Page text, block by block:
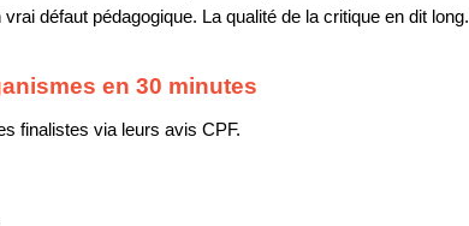
défaut pédagogique. La qualité de la critique en dit long.
en 30 minutes
finalistes via leurs avis CPF.